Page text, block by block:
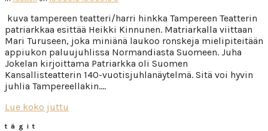
kuva tampereen teatteri/harri hinkka Tampereen Teatterin
patriarkkaa esittää Heikki Kinnunen. Matriarkalla viittaan
Mari Turuseen, joka miniänä laukoo ronskeja mielipiteitään
appiukon paluujuhlissa Normandiasta Suomeen. Juha
Jokelan kirjoittama Patriarkka oli Suomen
Kansallisteatterin 140-vuotisjuhlanäytelmä. Sitä voi hyvin
juhlia Tampereellakin….
Lue koko juttu
tägit